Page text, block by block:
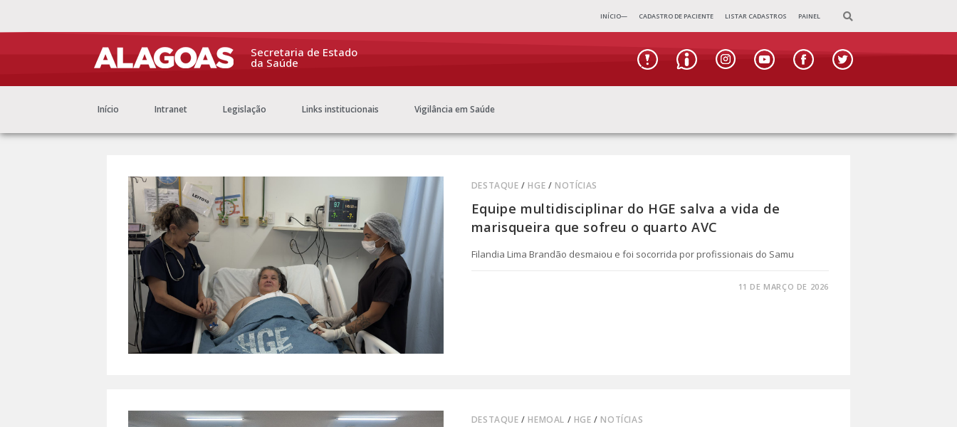
INÍCIO— CADASTRO DE PACIENTE LISTAR CADASTROS PAINEL
Secretaria de Estado
da Saúde
Início Intranet Legislação Links institucionais Vigilância em Saúde
DESTAQUE /HGE /NOTÍCIAS
Equipe multidisciplinar do HGE salva a vida de
marisqueira que sofreu o quarto AVC
Filandia Lima Brandão desmaiou e foi socorrida por profissionais do Samu
11 DE MARÇO DE 2026
DESTAQUE /HEMOAL / HGE /NOTÍCIAS